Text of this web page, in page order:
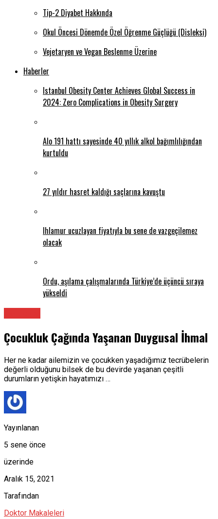
Tip-2 Diyabet Hakkında
Okul Öncesi Dönemde Özel Öğrenme Güçlüğü (Disleksi)
Vejetaryen ve Vegan Beslenme Üzerine
Haberler
Istanbul Obesity Center Achieves Global Success in
2024: Zero Complications in Obesity Surgery
Alo 191 hattı sayesinde 40 yıllık alkol bağımlılığından
kurtuldu
27 yıldır hasret kaldığı saçlarına kavuştu
Ihlamur ucuzlayan fiyatıyla bu sene de vazgeçilemez
olacak
Ordu, aşılama çalışmalarında Türkiye’de üçüncü sıraya
yükseldi
Çocukluk Çağında Yaşanan Duygusal İhmal
Her ne kadar ailemizin ve çocukken yaşadığımız tecrübelerin
değerli olduğunu bilsek de bu devirde yaşanan çeşitli
durumların yetişkin hayatımızı …
Yayınlanan
5 sene önce
üzerinde
Aralık 15, 2021
Tarafından
Doktor Makaleleri